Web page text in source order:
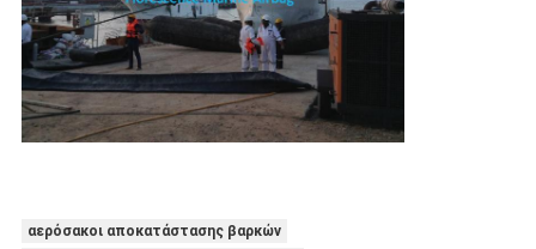
αερόσακοι αποκατάστασης βαρκών